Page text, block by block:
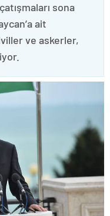
sona
ait
ve askerler,